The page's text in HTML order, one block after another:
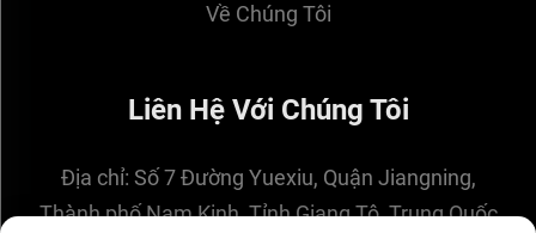
Về Chúng Tôi
Liên Hệ Với Chúng Tôi
Địa chỉ: Số 7 Đường Yuexiu, Quận Jiangning,
Thành phố Nam Kinh, Tỉnh Giang Tô, Trung Quốc